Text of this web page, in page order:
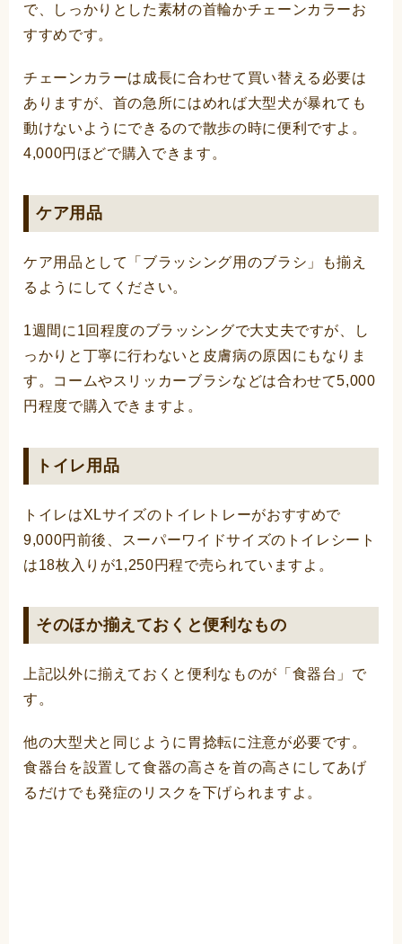
で、しっかりとした素材の首輪かチェーンカラーお
すすめです。
チェーンカラーは成長に合わせて買い替える必要は
ありますが、首の急所にはめれば大型犬が暴れても
動けないようにできるので散歩の時に便利ですよ。
4,000円ほどで購入できます。
ケア用品
ケア用品として「ブラッシング用のブラシ」も揃え
るようにしてください。
1週間に1回程度のブラッシングで大丈夫ですが、し
っかりと丁寧に行わないと皮膚病の原因にもなりま
す。コームやスリッカーブラシなどは合わせて5,000
円程度で購入できますよ。
トイレ用品
トイレはXLサイズのトイレトレーがおすすめで
9,000円前後、スーパーワイドサイズのトイレシート
は18枚入りが1,250円程で売られていますよ。
そのほか揃えておくと便利なもの
上記以外に揃えておくと便利なものが「食器台」で
す。
他の大型犬と同じように胃捻転に注意が必要です。
食器台を設置して食器の高さを首の高さにしてあげ
るだけでも発症のリスクを下げられますよ。